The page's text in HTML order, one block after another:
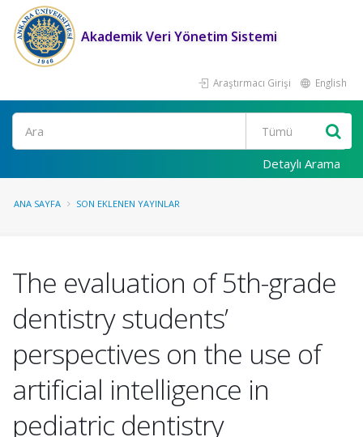
Akademik Veri Yönetim Sistemi
Araştırmacı Girişi English
Ara
Detaylı Arama
ANA SAYFA SON EKLENEN YAYINLAR
The evaluation of 5th-grade
dentistry students’
perspectives on the use of
artificial intelligence in
pediatric dentistry